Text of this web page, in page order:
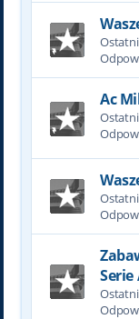
Ac
Serie